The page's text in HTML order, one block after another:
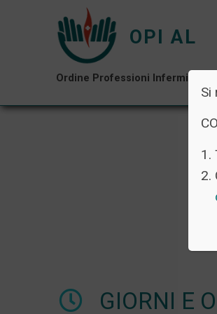
OPI AL
Ordine Professioni
GIORNI E
Si